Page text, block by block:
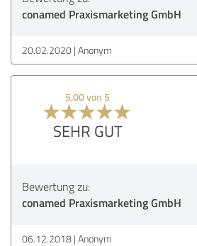
conamed Praxismarketing GmbH
20.02.2020 Anonym
5,00 von 5
SEHR GUT
Bewertung zu:
conamed Praxismarketing GmbH
06.12.2018 Anonym